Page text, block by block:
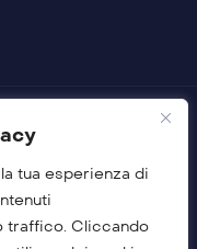
tua esperienza di
traffico. Cliccando
Gianluca
25 – Cap 83030 –